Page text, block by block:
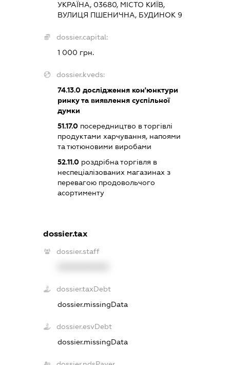
УКРАЇНА, 03680, МІСТО КИЇВ,
ВУЛИЦЯ ПШЕНИЧНА, БУДИНОК 9
dossier.capital:
1 000 грн.
dossier.kveds:
74.13.0 дослідження кон'юнктури
ринку та виявлення суспільної
думки
51.17.0 посередництво в торгівлі
продуктами харчування, напоями
та тютюновими виробами
52.11.0 роздрібна торгівля в
неспеціалізованих магазинах з
перевагою продовольчого
асортименту
dossier.tax
dossier.staff
dossier.taxDebt
dossier.missingData
dossier.esvDebt
dossier.missingData